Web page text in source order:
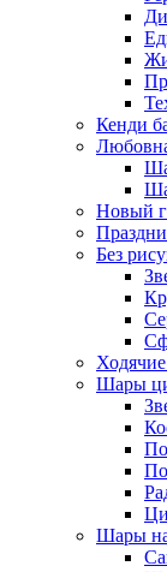
Кенди
Новый
Без
Шары
Шары